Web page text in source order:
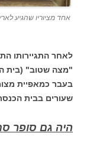
אחד מציוריו שהגיע
לאחר התגיירותו
"מצה שטוב" (בית
בעבר כמאפיית
שעורים בבית
היה גם סופר